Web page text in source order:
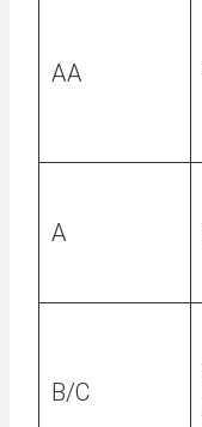
AA
A
B/C